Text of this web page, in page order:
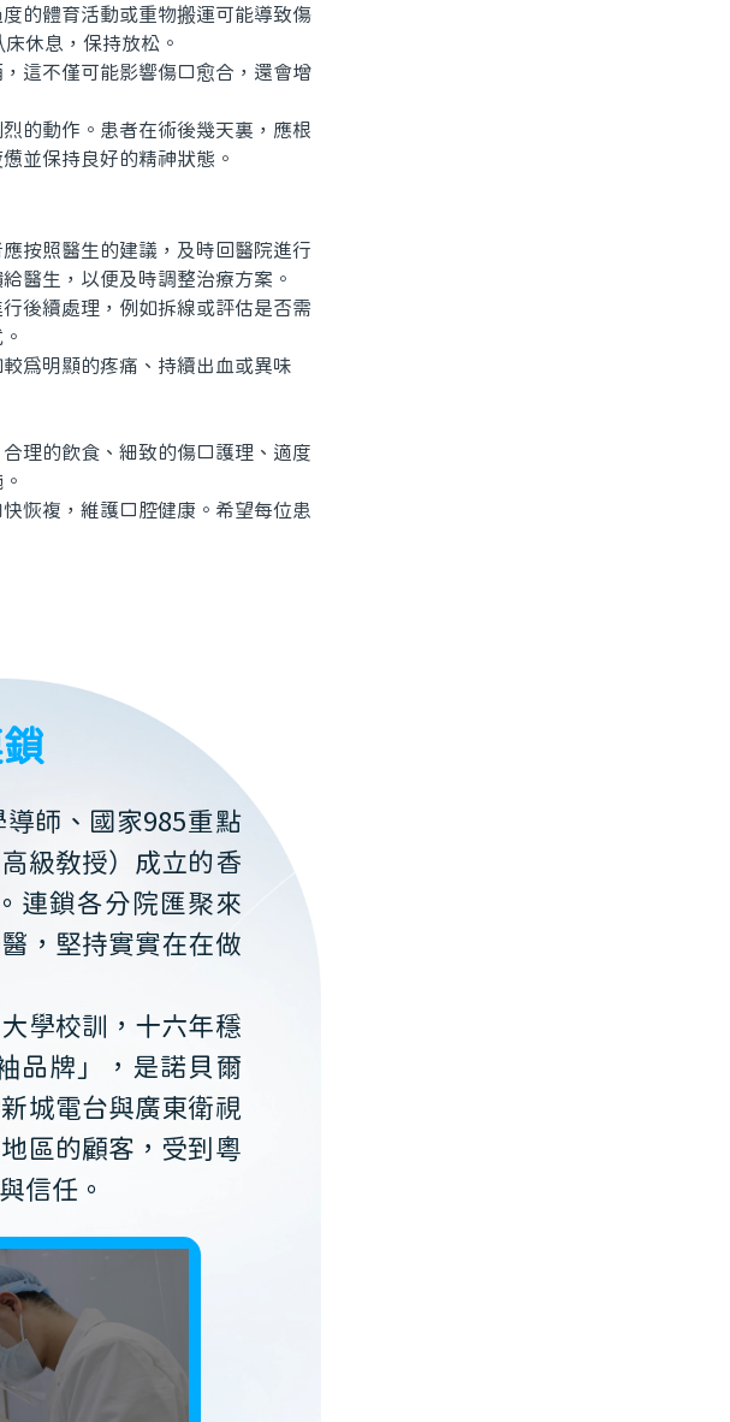
的體育活動或重物搬運可能導致傷
休息，保持放松。
這不僅可能影響傷口愈合，還會增
的動作。患者在術後幾天裏，應根
並保持良好的精神狀態。
按照醫生的建議，及時回醫院進行
醫生，以便及時調整治療方案。
後續處理，例如拆線或評估是否需
爲明顯的疼痛、持續出血或異味
理的飲食、細致的傷口護理、適度
恢複，維護口腔健康。希望每位患
師、國家985重點
級教授）成立的香
連鎖各分院匯聚來
，堅持實實在在做
學校訓，十六年穩
品牌」，是諾貝爾
城電台與廣東衛視
區的顧客，受到粵
信任。